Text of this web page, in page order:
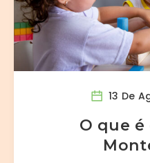
13 De
O que